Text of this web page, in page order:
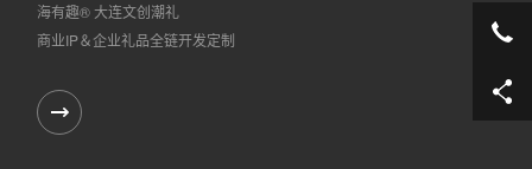
海有趣® 大连文创潮礼
商业IP＆企业礼品全链开发定制